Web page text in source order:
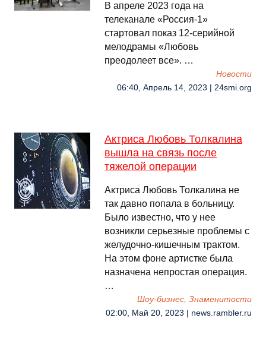
В апреле 2023 года на
телеканале «Россия-1»
стартовал показ 12-серийной
мелодрамы «Любовь
преодолеет все». …
Новости
06:40, Апрель 14, 2023 | 24smi.org
Актриса Любовь Толкалина
вышла на связь после
тяжелой операции
Актриса Любовь Толкалина не
так давно попала в больницу.
Было известно, что у нее
возникли серьезные проблемы с
желудочно-кишечным трактом.
На этом фоне артистке была
назначена непростая операция.
…
Шоу-бизнес, Знаменитости
02:00, Май 20, 2023 | news.rambler.ru